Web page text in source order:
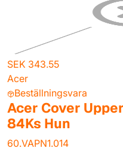
SEK 343.55
Acer
Beställningsvara
Acer Cover
84Ks Hun
60.VAPN1.014